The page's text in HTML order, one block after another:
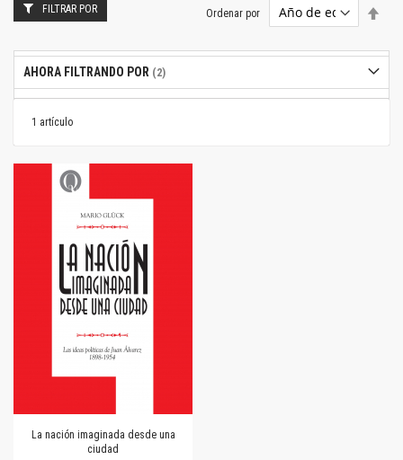
1 artículo
Ordenar por
La nación imaginada desde una
ciudad
FILTRAR POR
AHORA FILTRANDO POR